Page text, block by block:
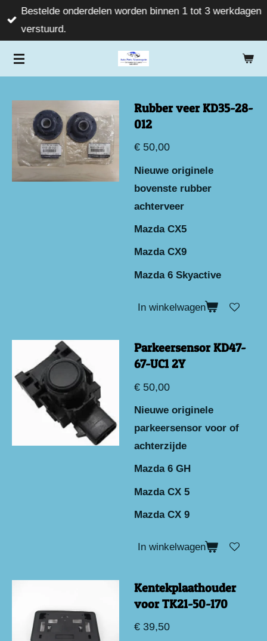
Ga
direct
de
Bestelde onderdelen worden binnen 1 tot 3 werkdagen
verstuurd.
Rubber veer KD35-28-
012
€ 50,00
Nieuwe originele
bovenste rubber
achterveer
Mazda CX5
Mazda CX9
Mazda 6 Skyactive
In winkelwagen
Parkeersensor KD47-
67-UC1 2Y
€ 50,00
Nieuwe originele
parkeersensor voor of
achterzijde
Mazda 6 GH
Mazda CX 5
Mazda CX 9
In winkelwagen
Kentekplaathouder
voor TK21-50-170
€ 39,50